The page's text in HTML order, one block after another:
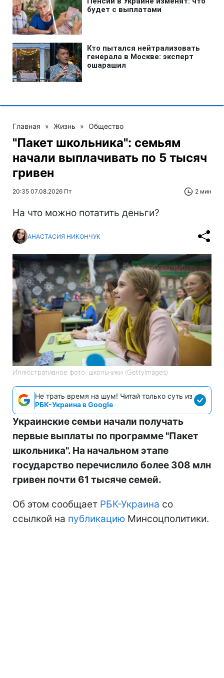
Главная » Жизнь » Общество
"Пакет школьника": семьям
начали выплачивать по 5 тысяч
гривен
20:35 07.08.2026 Пт 2 мин
На что можно потатить деньги?
АНАСТАСИЯ НИКОНЧУК
Иллюстративное фото: школьники (GettyImages)
Не трать время на шум! Читай только суть из
РБК-Украина в Google
Украинские семьи начали получать
первые выплаты по программе "Пакет
школьника". На начальном этапе
государство перечислило более 308 млн
гривен почти 61 тысяче семей.
Об этом сообщает РБК-Украина со
ссылкой на публикацию Минсоцполитики.